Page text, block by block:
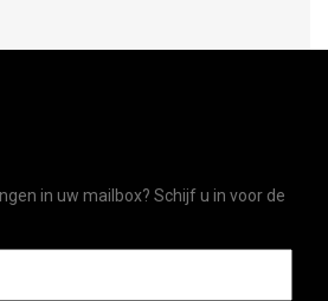
in uw mailbox? Schijf u in voor de